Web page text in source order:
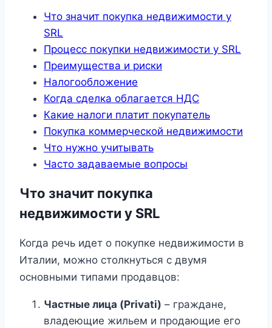
Что значит покупка недвижимости у
SRL
Процесс покупки недвижимости у SRL
Преимущества и риски
Налогообложение
Когда сделка облагается НДС
Какие налоги платит покупатель
Покупка коммерческой недвижимости
Что нужно учитывать
Часто задаваемые вопросы
Что значит покупка
недвижимости у SRL
Когда речь идет о покупке недвижимости в
Италии, можно столкнуться с двумя
основными типами продавцов:
Частные лица (Privati) – граждане,
владеющие жильем и продающие его